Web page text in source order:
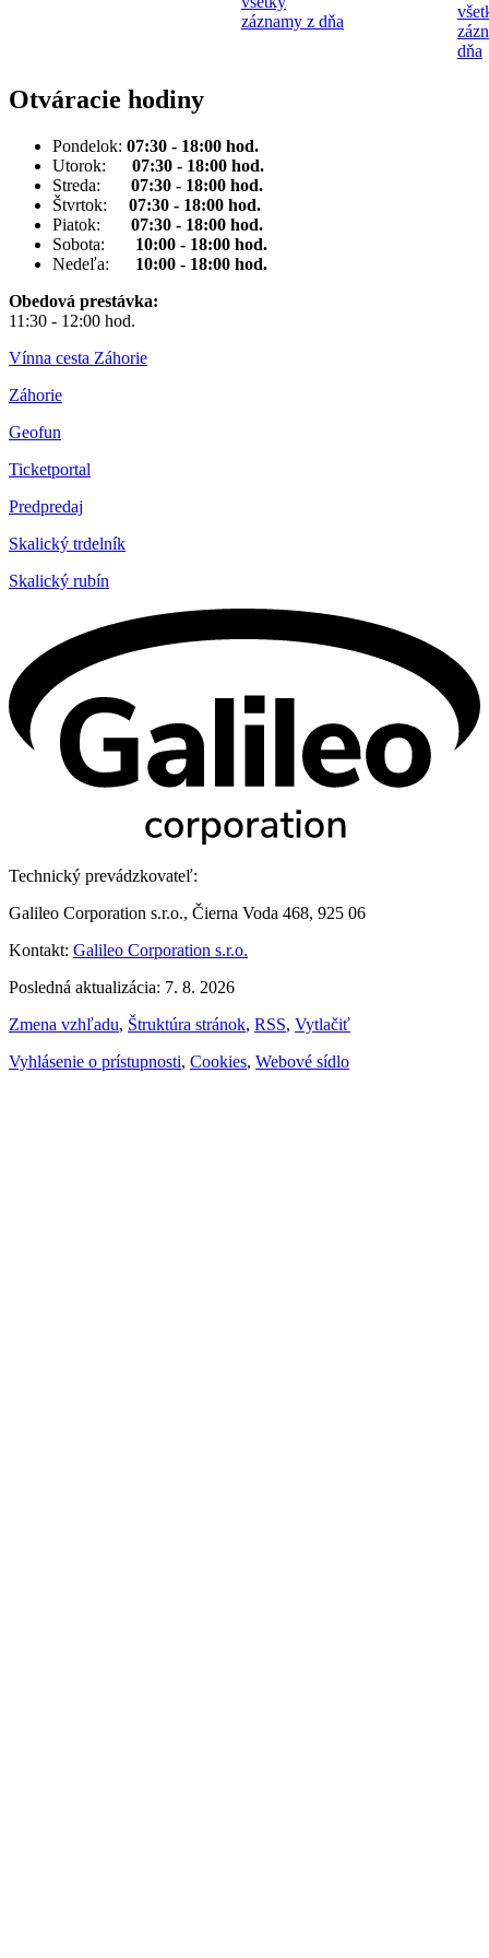
záznamy z dňa
dňa
Otváracie hodiny
Pondelok: 07:30 - 18:00 hod.
Utorok:
07:30 - 18:00 hod.
Streda:
07:30 - 18:00 hod.
Štvrtok: 07:30 - 18:00 hod.
Piatok:
07:30 - 18:00 hod.
Sobota: 10:00 - 18:00 hod.
Nedeľa: 10:00 - 18:00 hod.
Obedová prestávka:
11:30 - 12:00 hod.
Vínna cesta Záhorie
Záhorie
Geofun
Ticketportal
Predpredaj
Skalický trdelník
Skalický rubín
Technický prevádzkovateľ:
Galileo Corporation s.r.o., Čierna Voda 468, 925 06
Kontakt: Galileo Corporation s.r.o.
Posledná aktualizácia: 7. 8. 2026
Zmena vzhľadu, Štruktúra stránok, RSS, Vytlačiť
Vyhlásenie o prístupnosti, Cookies, Webové sídlo